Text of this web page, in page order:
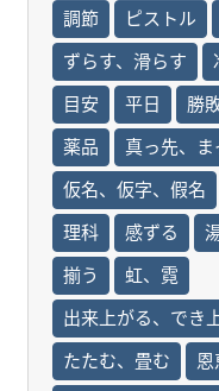
調節
ピストル
ずらす、滑らす
目安
平日 勝
薬品
真っ先、
仮名、仮字、假名
理科
感ずる
揃う
虹、霓
出来上がる、でき
たたむ、畳む
恩